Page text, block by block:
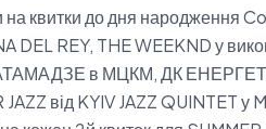
на квитки до дня народження
DEL REY, THE WEEKND у
в МЦКМ, ДК
від KYIV JAZZ QUINTET